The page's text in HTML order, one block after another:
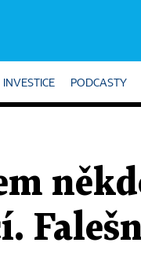
INVESTICE PODCASTY